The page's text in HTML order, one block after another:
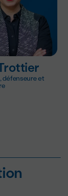
défenseure et